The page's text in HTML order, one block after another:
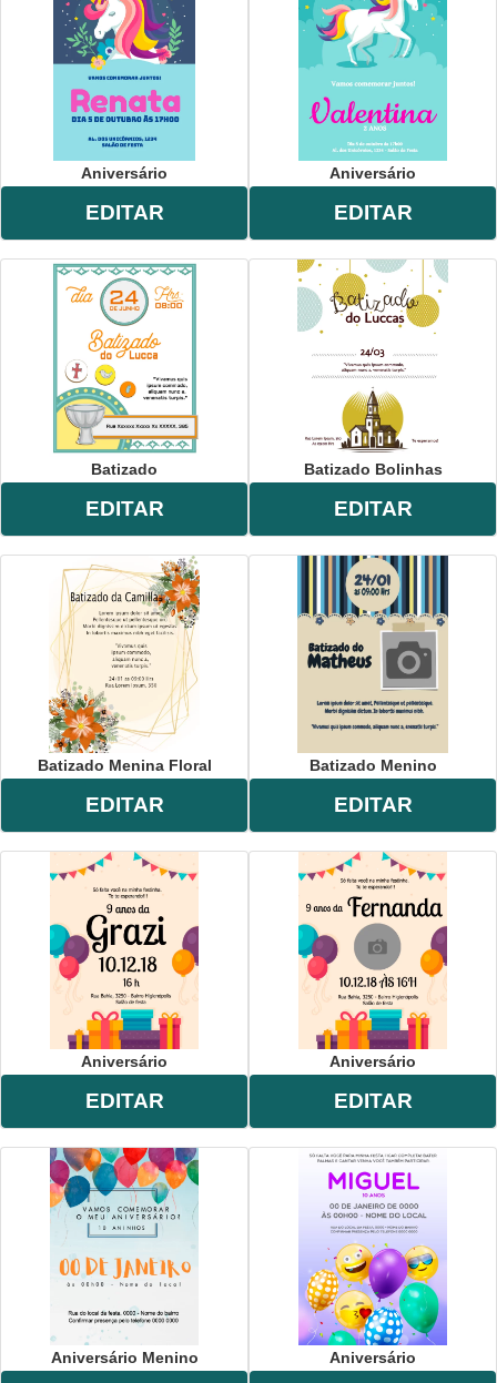
Aniversário
EDITAR
Aniversário
EDITAR
Batizado
EDITAR
Batizado Bolinhas
EDITAR
Batizado Menina Floral
EDITAR
Batizado Menino
EDITAR
Aniversário
EDITAR
Aniversário
EDITAR
Aniversário Menino Aniversário